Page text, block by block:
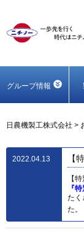
グループ情報
日農機製工株式会社 >
2022.04.13 【
【
『
たく
た。